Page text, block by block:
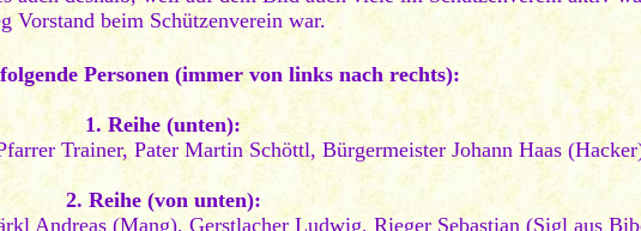
Vorstand beim Schützenverein war.
Personen (immer von links nach rechts):
1. Reihe (unten):
Trainer, Pater Martin Schöttl, Bürgermeister Johann Haas
2. Reihe (von unten):
Andreas (Mang), Gerstlacher Ludwig, Rieger Sebastian (Sigl aus